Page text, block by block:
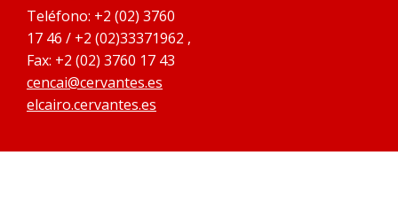
Teléfono: +2 (02) 3760
17 46 / +2 (02)33371962 ,
Fax: +2 (02) 3760 17 43
cencai@cervantes.es
elcairo.cervantes.es